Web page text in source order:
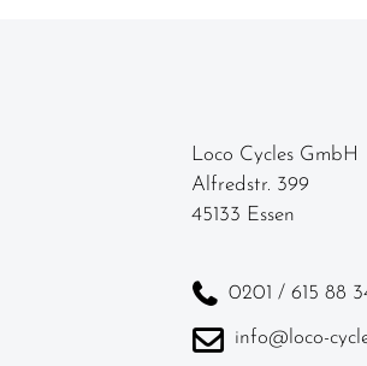
Loco Cycles GmbH
Alfredstr. 399
45133 Essen
0201 / 615 88
info@loco-